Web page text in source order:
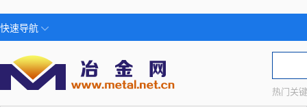
快速导航
热门关